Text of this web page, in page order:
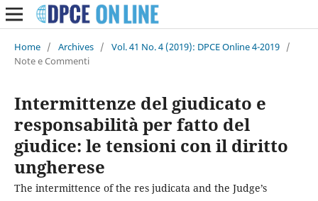
Home / Archives / Vol. 41 No. 4 (2019): DPCE Online 4-2019 /
Note e Commenti
Intermittenze del giudicato e
responsabilità per fatto del
giudice: le tensioni con il diritto
ungherese
The intermittence of the res judicata and the Judge’s